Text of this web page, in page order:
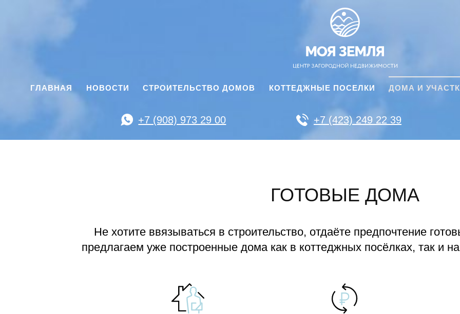
ГЛАВНАЯ НОВОСТИ СТРОИТЕЛЬСТВО ДОМОВ КОТТЕДЖНЫЕ ПОСЕЛКИ ДОМА И
+7 (908) 973 29 00 +7 (423) 249 22 39
ГОТОВЫЕ ДОМА
Не хотите ввязываться в строительство, отдаёте предпочтение
предлагаем уже построенные дома как в коттеджных посёлках, так и